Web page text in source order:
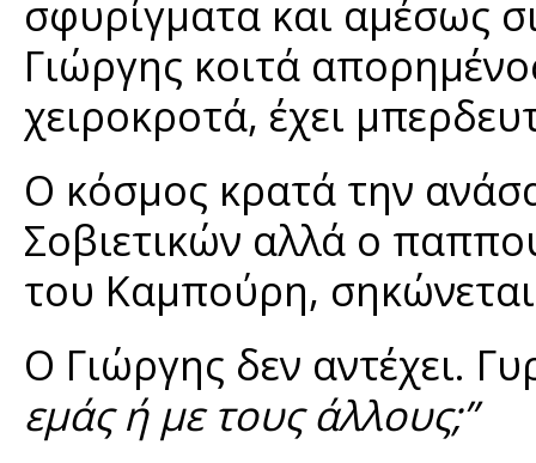
σφυρίγματα και αμέσως
Γιώργης κοιτά
χειροκροτά, έχει
Ο κόσμος κρατά την
Σοβιετικών αλλά ο
του Καμπούρη,
Ο Γιώργης δεν αντέχει.
εμάς ή με τους άλλους;”